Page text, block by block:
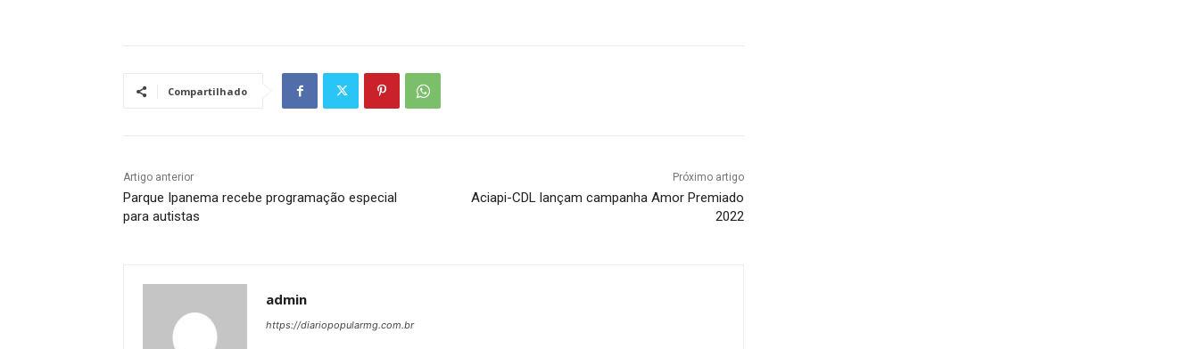
Compartilhado
Artigo anterior
Parque Ipanema recebe programação especial
para autistas
Próximo artigo
Aciapi-CDL lançam campanha Amor Premiado
2022
admin
https://diariopopularmg.com.br